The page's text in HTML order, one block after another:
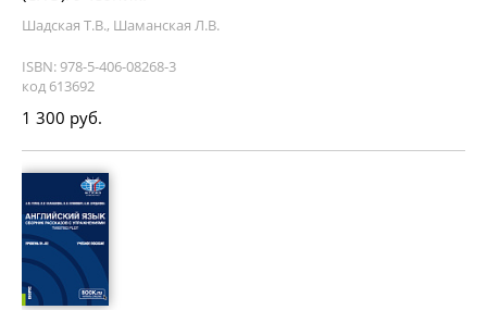
Шадская Т.В., Шаманская Л.В.
ISBN: 978-5-406-08268-3
код 613692
1 300 руб.